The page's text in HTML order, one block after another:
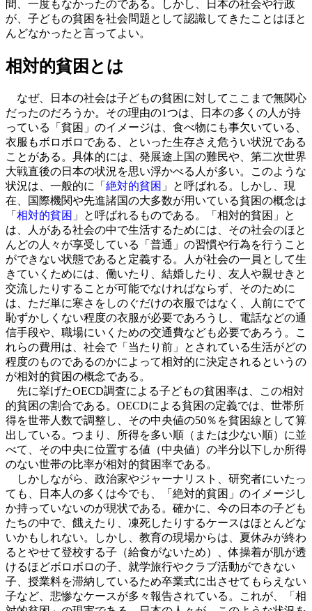
間、一度もなかったのである。しかし、日本の社会や行政
が、子どもの貧困を社会問題として認識してきたことはほと
んどなかったと言ってよい。
相対的貧困とは
なぜ、日本の社会は子どもの貧困に対してここまで無関心
だったのだろうか。その理由の1つは、日本の多くの人が持
っている「貧困」のイメージは、食べ物にも事欠いている、
衣服もボロボロである、といった生存さえ危うい状況である
ことがある。具体的には、発展途上国の難民や、第二次世界
大戦直後の日本の状況を思い浮かべる人が多い。このような
状況は、一般的に「 絶対的貧困 」と呼ばれる。しかし、現
在、国際機関や先進諸国の大多数が用いている貧困の概念は
「 相対的貧困 」と呼ばれるものである。「相対的貧困」と
は、人がある社会の中で生活するためには、その社会のほと
んどの人々が享受している「普通」の習慣や行為を行うこと
ができない状態であると定義する。人が社会の一員として生
きていくためには、働いたり、結婚したり、友人や親せきと
交流したりすることが可能でなければならず、そのために
は、ただ単に寒さをしのぐだけの衣服ではなく、人前にでて
恥ずかしくない程度の衣服が必要であろうし、電話などの通
信手段や、職場にいくための交通費なども必要であろう。こ
れらの費用は、社会で「当たり前」とされている生活がどの
程度のものであるのかによって相対的に決定されるというの
が相対的貧困の概念である。
先に挙げたOECD調査による子どもの貧困率は、この相対
的貧困の割合である。OECDによる貧困の定義では、世帯所
得を世帯人数で調整し、その中央値の50％を貧困線として算
出している。つまり、所得を多い順（または少ない順）に並
べて、その中央に位置する値（中央値）の半分以下しか所得
のない世帯の比率が相対的貧困率である。
しかしながら、政治家やジャーナリスト、研究者にいたっ
ても、日本人の多くは今でも、「絶対的貧困」のイメージし
か持っていないのが現状である。確かに、今の日本の子ども
たちの中で、餓えたり、凍死したりするケースはほとんどな
いかもしれない。しかし、教育の現場からは、夏休みが終わ
るとやせて登校する子（給食がないため）、体操着が肌が透
けるほどボロボロの子、就学旅行やクラブ活動ができない
子、授業料を滞納しているため卒業式に出させてもらえない
子など、悲惨なケースが多々報告されている。これが、「相